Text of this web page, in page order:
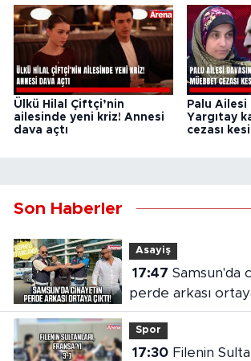
Ülkü Hilal Çiftçi’nin
ailesinde yeni kriz! Annesi
dava açtı
Palu Ailesi
Yargıtay
cezası
Son Haberler
Asayiş
17:47
perde arkası
Spor
17:30Filenin Sultanları, Fransa'yı